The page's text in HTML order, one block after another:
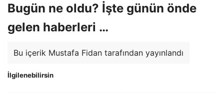
Bugün ne oldu? İşte günün önde
gelen haberleri …
Bu içerik Mustafa Fidan tarafından yayınlandı
İlgilenebilirsin